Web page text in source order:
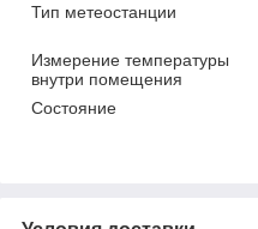
Тип метеостанции
Измерение температуры
внутри помещения
Состояние